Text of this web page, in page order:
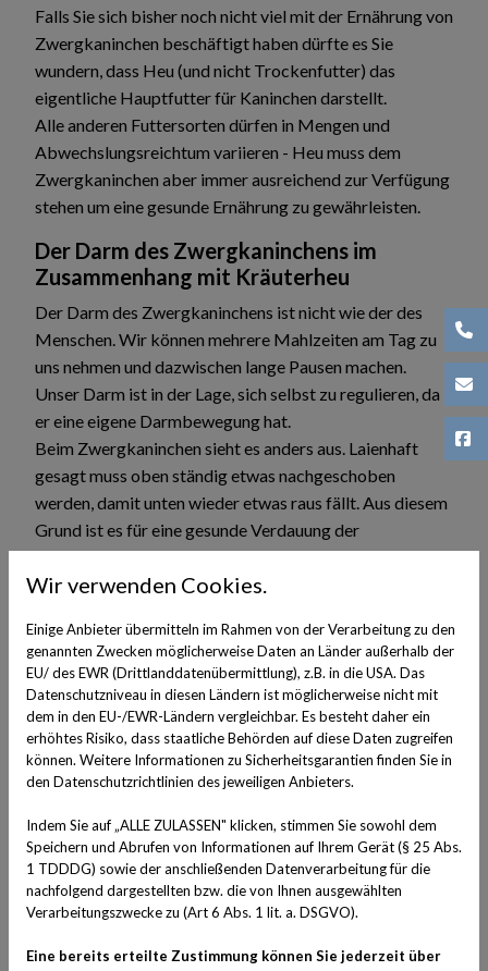
Falls Sie sich bisher noch nicht viel mit der Ernährung von
Zwergkaninchen beschäftigt haben dürfte es Sie
wundern, dass Heu (und nicht Trockenfutter) das
eigentliche Hauptfutter für Kaninchen darstellt.
Alle anderen Futtersorten dürfen in Mengen und
Abwechslungsreichtum variieren - Heu muss dem
Zwergkaninchen aber immer ausreichend zur Verfügung
stehen um eine gesunde Ernährung zu gewährleisten.
Der Darm des Zwergkaninchens im
Zusammenhang mit Kräuterheu
Der Darm des Zwergkaninchens ist nicht wie der des
Menschen. Wir können mehrere Mahlzeiten am Tag zu
uns nehmen und dazwischen lange Pausen machen.
Unser Darm ist in der Lage, sich selbst zu regulieren, da
er eine eigene Darmbewegung hat.
Beim Zwergkaninchen sieht es anders aus. Laienhaft
gesagt muss oben ständig etwas nachgeschoben
werden, damit unten wieder etwas raus fällt. Aus diesem
Grund ist es für eine gesunde Verdauung der
Zwergkaninchen lebensnotwendig, dass es immer
hochwertiges Heu zur Verfügung haben.
den Fachhandel. Sie sollten nicht immer das gleiche Heu
wählen, sondern die Kräuterzusätze den Ansprüchen
Ihrer Zwergkaninchen anpassen. Löwenzahn wirkt
Blutreinigend, Pfefferminze regt die Verdauung an. Jede
Kräutersorte verfügt über eine gewisse
Homöopathische Wirkung.
Lagerung und Kauf des frischen Heu
Liegt das Heu der Zwergkaninchen lose auf dem Boden
verschmutzt es schnell und wird von den
Zwergkaninchen nicht mehr gefressen. Deshalb sollte es
Einhängen angeboten werden. Eine sehr schöne und
Wir verwenden Cookies.
Einige Anbieter übermitteln im Rahmen von der Verarbeitung zu den
genannten Zwecken möglicherweise Daten an Länder außerhalb der
EU/ des EWR (Drittlanddatenübermittlung), z.B. in die USA. Das
Datenschutzniveau in diesen Ländern ist möglicherweise nicht mit
dem in den EU-/EWR-Ländern vergleichbar. Es besteht daher ein
erhöhtes Risiko, dass staatliche Behörden auf diese Daten zugreifen
können. Weitere Informationen zu Sicherheitsgarantien finden Sie in
den Datenschutzrichtlinien des jeweiligen Anbieters.
Indem Sie auf „ALLE ZULASSEN" klicken, stimmen Sie sowohl dem
Speichern und Abrufen von Informationen auf Ihrem Gerät (§ 25 Abs.
1 TDDDG) sowie der anschließenden Datenverarbeitung für die
nachfolgend dargestellten bzw. die von Ihnen ausgewählten
Verarbeitungszwecke zu (Art 6 Abs. 1 lit. a. DSGVO).
Eine bereits erteilte Zustimmung können Sie jederzeit über